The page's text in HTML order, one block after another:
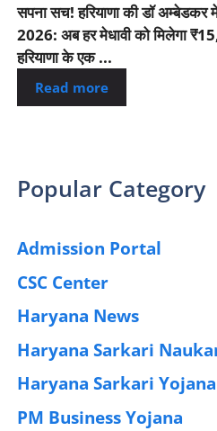
सपना सच! हरियाणा की डॉ अम्बेडकर
2026: अब हर मेधावी को मिलेगा
हरियाणा के एक ...
Read more
Popular Category
Admission Portal
CSC Center
Haryana News
Haryana Sarkari
Haryana Sarkari Yojana
PM Business Yojana